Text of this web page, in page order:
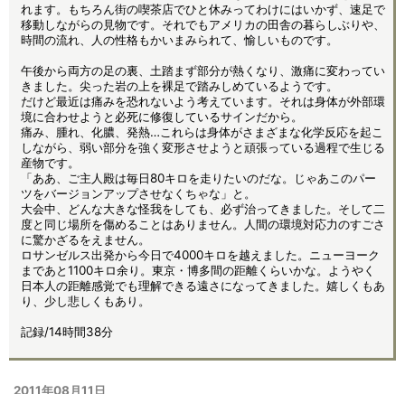
れます。もちろん街の喫茶店でひと休みってわけにはいかず、速足で
移動しながらの見物です。それでもアメリカの田舎の暮らしぶりや、
時間の流れ、人の性格もかいまみられて、愉しいものです。
午後から両方の足の裏、土踏まず部分が熱くなり、激痛に変わってい
きました。尖った岩の上を裸足で踏みしめているようです。
だけど最近は痛みを恐れないよう考えています。それは身体が外部環
境に合わせようと必死に修復しているサインだから。
痛み、腫れ、化膿、発熱…これらは身体がさまざまな化学反応を起こ
しながら、弱い部分を強く変形させようと頑張っている過程で生じる
産物です。
「ああ、ご主人殿は毎日80キロを走りたいのだな。じゃあこのパー
ツをバージョンアップさせなくちゃな」と。
大会中、どんな大きな怪我をしても、必ず治ってきました。そして二
度と同じ場所を傷めることはありません。人間の環境対応力のすごさ
に驚かざるをえません。
ロサンゼルス出発から今日で4000キロを越えました。ニューヨーク
まであと1100キロ余り。東京・博多間の距離くらいかな。ようやく
日本人の距離感覚でも理解できる遠さになってきました。嬉しくもあ
り、少し悲しくもあり。
記録/14時間38分
2011年08月11日